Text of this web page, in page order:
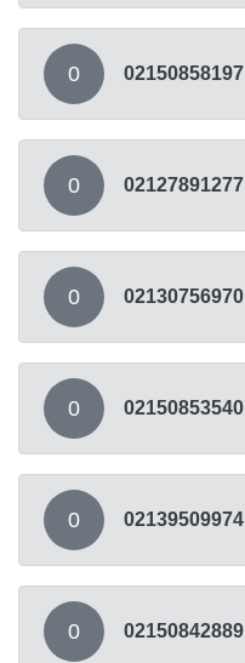
0 02150858197
0 02127891277
0 02130756970
0 02150853540
0 02139509974
0 02150842889